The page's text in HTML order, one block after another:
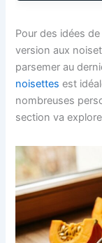
Pour des idées
version aux
parsemer au
noisettes est
nombreuses
section va